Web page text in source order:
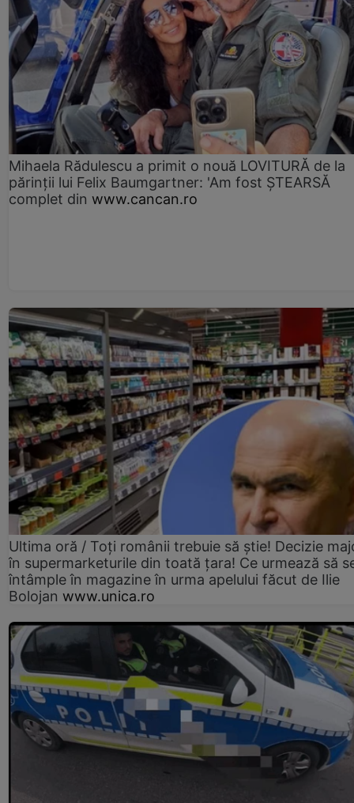
Mihaela Rădulescu a primit o nouă LOVITURĂ de la
părinții lui Felix Baumgartner: 'Am fost ȘTEARSĂ
complet din www.cancan.ro
Ultima oră / Toți românii trebuie să știe! Decizie
în supermarketurile din toată țara! Ce urmează să
întâmple în magazine în urma apelului făcut de Ilie
Bolojan www.unica.ro